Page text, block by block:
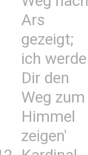
Ars
gezeigt;
ich werde
Dir den
Weg zum
Himmel
zeigen'